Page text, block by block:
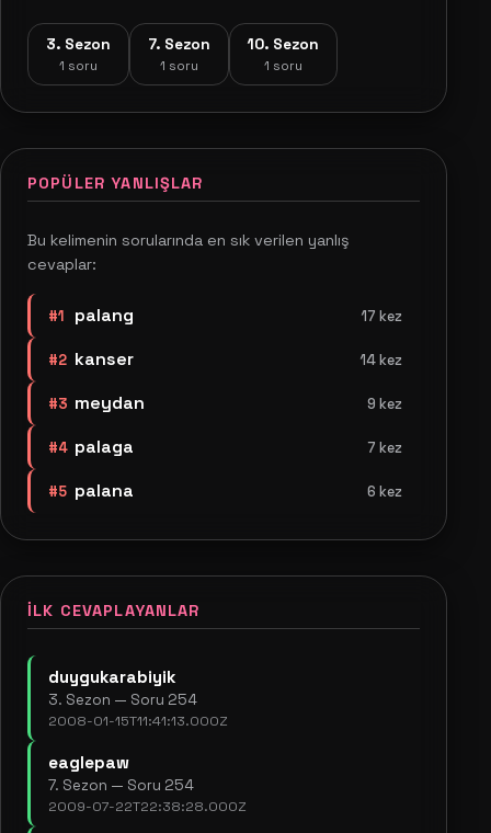
3. Sezon
1 soru
7. Sezon
1 soru
10. Sezon
1 soru
POPÜLER YANLIŞLAR
Bu kelimenin sorularında en sık verilen yanlış
cevaplar:
#1 palang 17 kez
#2 kanser 14 kez
#3 meydan 9 kez
#4 palaga 7 kez
#5 palana 6 kez
İLK CEVAPLAYANLAR
duygukarabiyik
3. Sezon — Soru 254
2008-01-15T11:41:13.000Z
eaglepaw
7. Sezon — Soru 254
2009-07-22T22:38:28.000Z